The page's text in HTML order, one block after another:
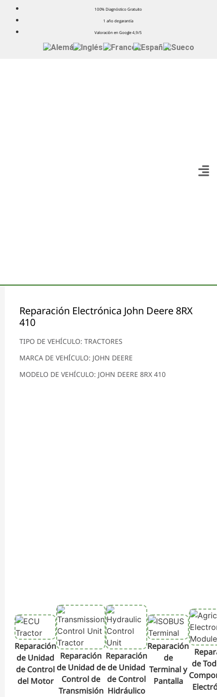
100% Diagnóstico Gratuito
1 año de garantía
Valoración en Google 4,9/5
Reparación Electrónica John Deere 8RX
410
TIPO DE VEHÍCULO: TRACTORES
MARCA DE VEHÍCULO: JOHN DEERE
MODELO DE VEHÍCULO: JOHN DEERE 8RX 410
Reparación
de Unidad
de Control
del Motor
Reparación
de Unidad de
Control de
Transmisión
Reparación
de Unidad
de Control
Hidráulico
Reparación
de
Terminal y
Pantalla
de